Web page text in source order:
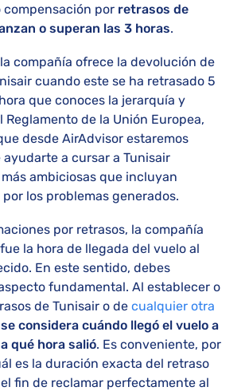
por retrasos de
o superan las 3 horas.
compañía ofrece la devolución de
cuando este se ha retrasado 5
que conoces la jerarquía y
Reglamento de la Unión Europea,
desde AirAdvisor estaremos
a cursar a Tunisair
ambiciosas que incluyan
los problemas generados.
por retrasos, la compañía
la hora de llegada del vuelo al
En este sentido, debes
fundamental. Al establecer o
de Tunisair o de cualquier otra
considera cuándo llegó el vuelo a
qué hora salió. Es conveniente, por
es la duración exacta del retraso
fin de reclamar perfectamente al